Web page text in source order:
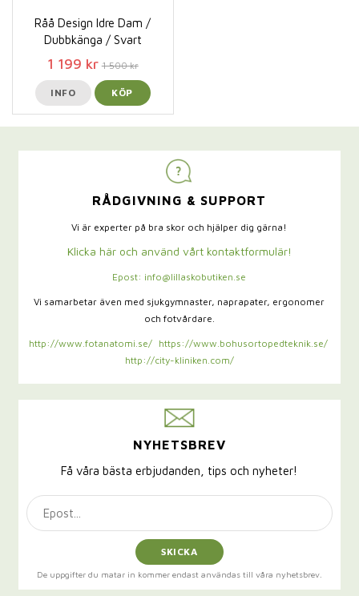
Råå Design Idre Dam /
Dubbkänga / Svart
1 199 kr 1 500 kr
INFO KÖP
RÅDGIVNING & SUPPORT
Vi är experter på bra skor och hjälper dig gärna!
Klicka här och använd vårt kontaktformulär!
Epost: info@lillaskobutiken.se
Vi samarbetar även med sjukgymnaster, naprapater, ergonomer
och fotvårdare.
http://www.fotanatomi.se/
https://www.bohusortopedteknik.se/
http://city-kliniken.com/
NYHETSBREV
Få våra bästa erbjudanden, tips och nyheter!
SKICKA
De uppgifter du matar in kommer endast användas till våra nyhetsbrev.